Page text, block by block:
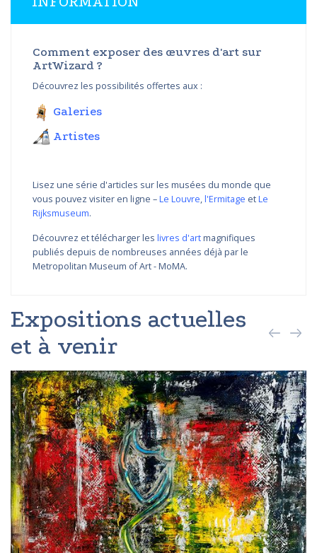
Comment exposer des œuvres d'art sur
ArtWizard ?
Découvrez les possibilités offertes aux :
Galeries
Artistes
Lisez une série d'articles sur les musées du monde que
vous pouvez visiter en ligne –Le Louvre,l'Ermitage etLe
Rijksmuseum.
Découvrez et télécharger les livres d'artmagnifiques
publiés depuis de nombreuses années déjà par le
Metropolitan Museum of Art - MoMA.
Expositions actuelles
et à venir